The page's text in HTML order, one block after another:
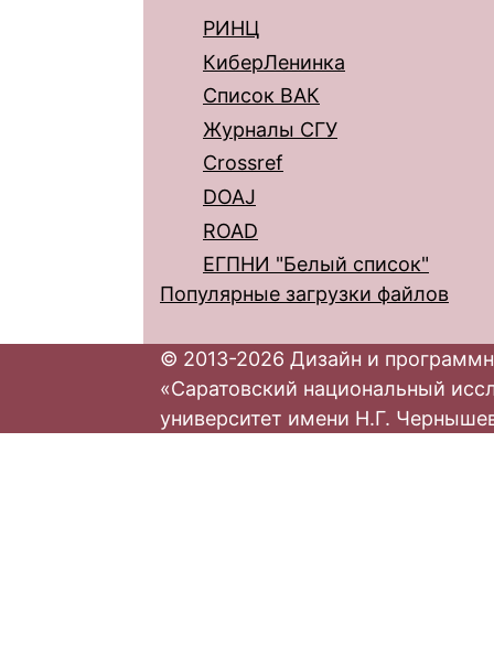
РИНЦ
КиберЛенинка
Список ВАК
Журналы СГУ
Crossref
DOAJ
ROAD
ЕГПНИ "Белый список"
Популярные загрузки файлов
© 2013-2026 Дизайн и
«Саратовский национальный
университет имени Н.Г.